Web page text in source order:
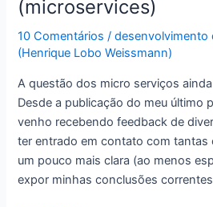
(microservices)
10 Comentários /desenvolvimento
(Henrique Lobo Weissmann)
A questão dos micro serviços
Desde a publicação do meu último
venho recebendo feedback de
ter entrado em contato com tantas
um pouco mais clara (ao menos
expor minhas conclusões